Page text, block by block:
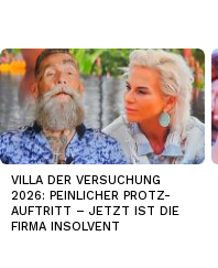
TOP
NEWS
VILLA DER VERSUCHUNG
2026: PEINLICHER PROTZ-
AUFTRITT – JETZT IST DIE
FIRMA INSOLVENT